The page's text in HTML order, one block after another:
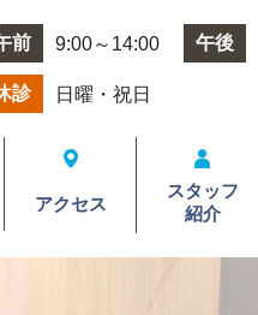
前 9:00～14:00 午後
診 日曜・祝日
アクセス
スタッフ
紹介